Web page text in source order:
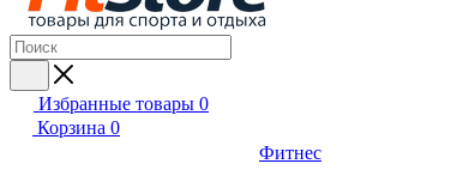
Избранные товары 0
Корзина 0
Фитнес